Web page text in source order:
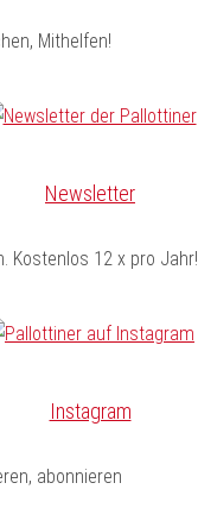
Mithelfen!
Newsletter
Kostenlos 12 x pro Jahr!
Instagram
abonnieren